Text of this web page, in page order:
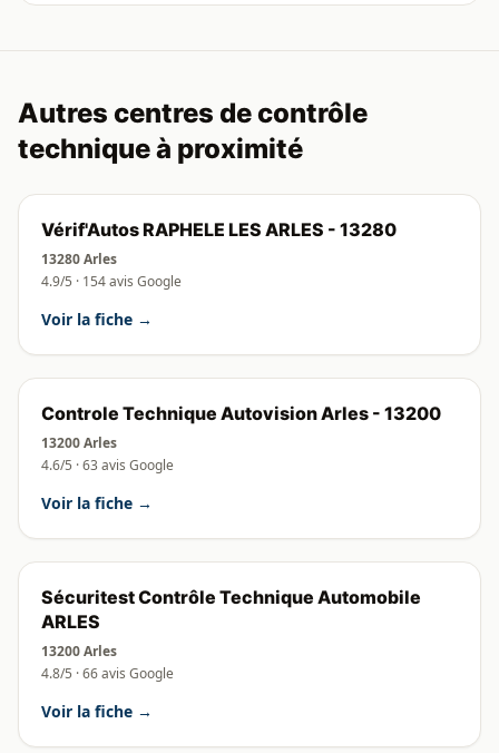
Autres centres de contrôle
technique à proximité
Vérif'Autos RAPHELE LES ARLES - 13280
13280 Arles
4.9/5 · 154 avis Google
Voir la fiche →
Controle Technique Autovision Arles - 13200
13200 Arles
4.6/5 · 63 avis Google
Voir la fiche →
Sécuritest Contrôle Technique Automobile
ARLES
13200 Arles
4.8/5 · 66 avis Google
Voir la fiche →